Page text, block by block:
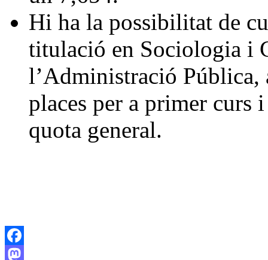
Hi ha la possibilitat de
titulació en Sociologia i
l’Administració Pública,
places per a primer curs
quota general.
Facebook